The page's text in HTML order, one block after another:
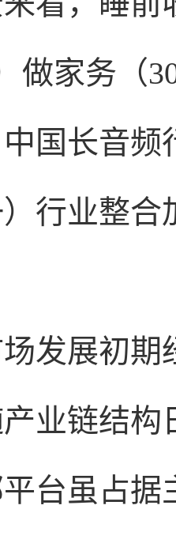
）做家务（
国长音频
）行业整
发展初期
业链结
台虽占据